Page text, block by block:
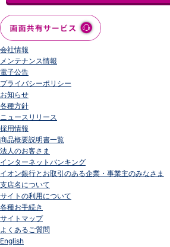
会社情報
メンテナンス情報
電子公告
プライバシーポリシー
お知らせ
各種方針
ニュースリリース
採用情報
商品概要説明書一覧
法人のお客さま
インターネットバンキング
イオン銀行とお取引のある企業・事業主のみなさま
支店名について
サイトの利用について
各種お手続き
サイトマップ
よくあるご質問
English